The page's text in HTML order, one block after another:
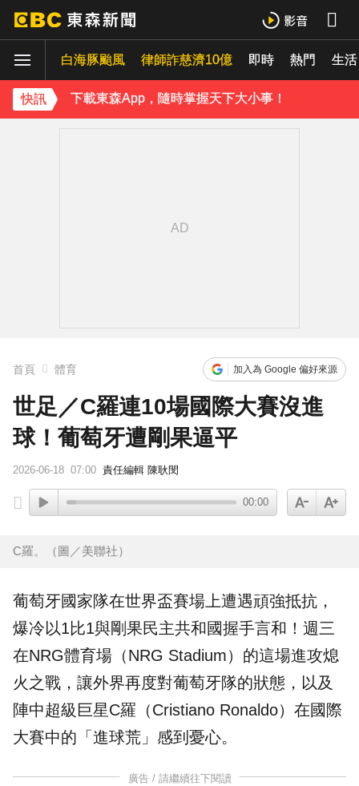
白海豚颱風 律師詐慈濟10億 即時 熱門 生活
快訊
《理財達人秀》X 安聯投信免費講座報名中！搶先卡位 2027
下載東森App，隨時掌握天下大小事！
首頁 體育 加入為 Google 偏好來源
世足／C羅連10場國際大賽沒進
球！葡萄牙遭剛果逼平
2026-06-18 07:00 責任編輯 陳耿閔
00:00
C羅。（圖／美聯社）
葡萄牙國家隊在世界盃賽場上遭遇頑強抵抗，
爆冷以1比1與剛果民主共和國握手言和！週三
在NRG體育場（NRG Stadium）的這場進攻熄
火之戰，讓外界再度對葡萄牙隊的狀態，以及
陣中超級巨星C羅 （Cristiano Ronaldo）在國際
大賽中的「 進球荒」感到憂心。
廣告 / 請繼續往下閱讀